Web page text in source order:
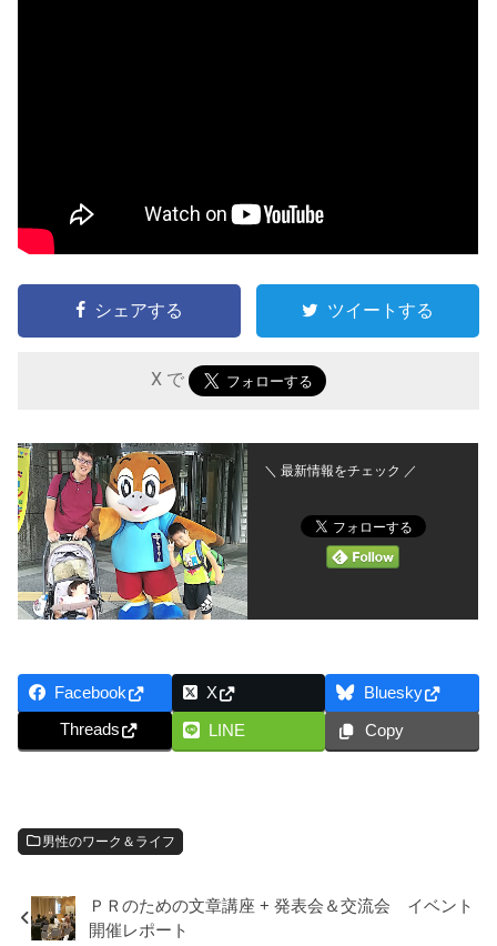
シェアする ツイートする
X で
＼ 最新情報をチェック ／
Facebook X Bluesky
Threads LINE Copy
男性のワーク＆ライフ
ＰＲのための文章講座 + 発表会＆交流会 イベント
開催レポート